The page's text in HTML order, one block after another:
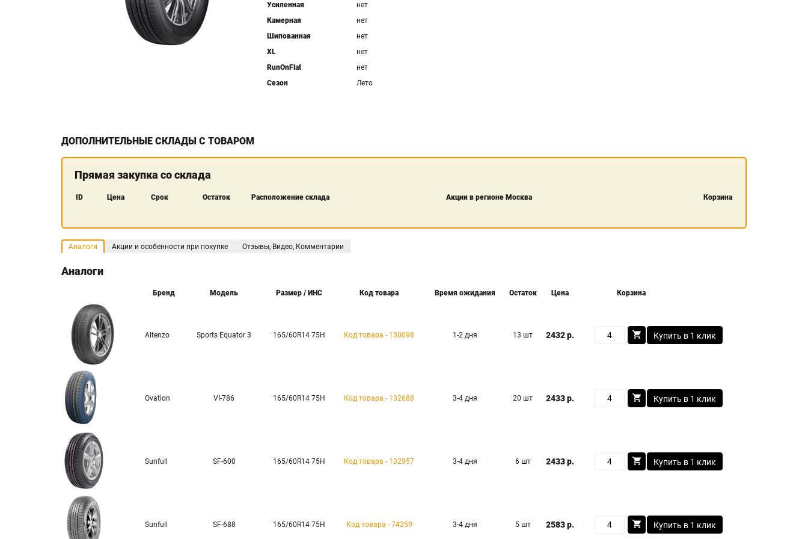
Усиленная
нет
Камерная
нет
Шипованная
нет
XL
нет
RunOnFlat
нет
Сезон
Лето
ДОПОЛНИТЕЛЬНЫЕ СКЛАДЫ С ТОВАРОМ
Прямая закупка со склада
ID Цена Срок Остаток Расположение склада Акции в регионе Москва Корзина
Аналоги Акции и особенности при покупке Отзывы, Видео, Комментарии
Аналоги
Бренд Модель Размер / ИНС Код товара Время ожидания Остаток Цена Корзина
Altenzo Sports Equator 3 165/60R14 75H Код товара - 130098 1-2 дня 13 шт 2432 р. Купить в 1 клик
Ovation VI-786 165/60R14 75H Код товара - 132688 3-4 дня 20 шт 2433 р. Купить в 1 клик
Sunfull SF-600 165/60R14 75H Код товара - 132957 3-4 дня 6 шт 2433 р. Купить в 1 клик
Sunfull SF-688 165/60R14 75H Код товара - 74259 3-4 дня 5 шт 2583 р. Купить в 1 клик